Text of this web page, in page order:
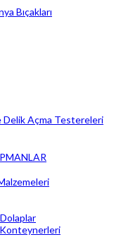
Bıçakları
Delik Açma Testereleri